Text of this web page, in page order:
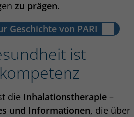
zu prägen.
Geschichte von PARI
ist
die Inhalationstherapie –
und Informationen, die über